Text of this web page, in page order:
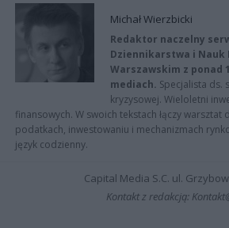
Michał Wierzbicki
Redaktor naczelny
Dziennikarstwa i Nauk
Warszawskim z ponad
mediach. Specjalista ds.
kryzysowej. Wieloletni
finansowych. W swoich tekstach łączy
podatkach, inwestowaniu i mechanizmach
język codzienny.
Capital Media S.C. ul.
Kontakt z redakcją: